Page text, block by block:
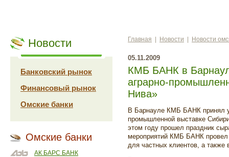
Новости
Банковский рынок
Финансовый рынок
Омские банки
Омские банки
АК БАРС БАНК
Главная Новости Новости
05.11.2009
КМБ БАНК в
аграрно-
Нива»
В Барнауле КМБ БАНК принял
промышленной выставке
этом году прошел праздник
мероприятий КМБ БАНК провел
для частных клиентов, а